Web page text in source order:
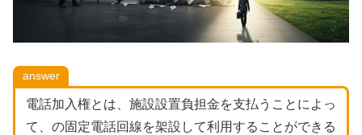
answer
電話加入権とは、施設設置負担金を支払うことによっ
て、の固定電話回線を架設して利用することができる